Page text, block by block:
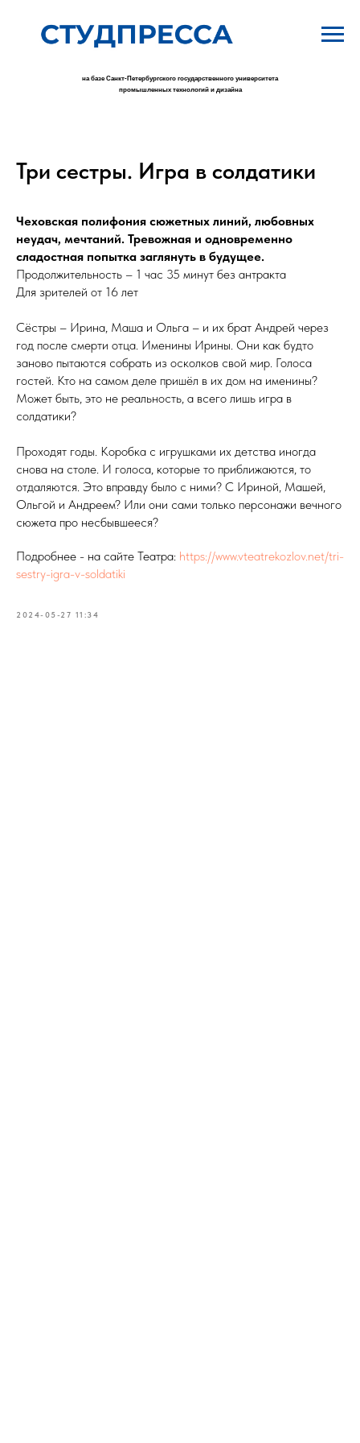
на базе Санкт-Петербургского государственного университета
промышленных технологий и дизайна
Три сестры. Игра в солдатики
Чеховская полифония сюжетных линий, любовных
неудач, мечтаний. Тревожная и одновременно
сладостная попытка заглянуть в будущее.
Продолжительность – 1 час 35 минут без антракта
Для зрителей от 16 лет
Сёстры – Ирина, Маша и Ольга – и их брат Андрей через
год после смерти отца. Именины Ирины. Они как будто
заново пытаются собрать из осколков свой мир. Голоса
гостей. Кто на самом деле пришёл в их дом на именины?
Может быть, это не реальность, а всего лишь игра в
солдатики?
Проходят годы. Коробка с игрушками их детства иногда
снова на столе. И голоса, которые то приближаются, то
отдаляются. Это вправду было с ними? С Ириной, Машей,
Ольгой и Андреем? Или они сами только персонажи вечного
сюжета про несбывшееся?
Подробнее - на сайте Театра: https://www.vteatrekozlov.net/tri-
sestry-igra-v-soldatiki
2024-05-27 11:34